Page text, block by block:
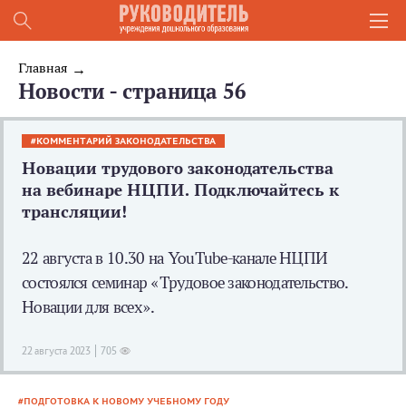
Главная
Новости - страница 56
КОММЕНТАРИЙ ЗАКОНОДАТЕЛЬСТВА
Новации трудового законодательства
на вебинаре НЦПИ. Подключайтесь к
трансляции!
22 августа в 10.30 на YouTube-канале НЦПИ
состоялся семинар «Трудовое законодательство.
Новации для всех».
22 августа 2023 705
ПОДГОТОВКА К НОВОМУ УЧЕБНОМУ ГОДУ